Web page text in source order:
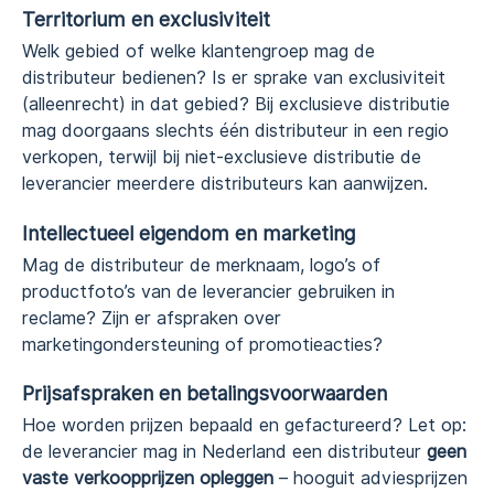
Territorium en exclusiviteit
Welk gebied of welke klantengroep mag de
distributeur bedienen? Is er sprake van exclusiviteit
(alleenrecht) in dat gebied? Bij exclusieve distributie
mag doorgaans slechts één distributeur in een regio
verkopen, terwijl bij niet-exclusieve distributie de
leverancier meerdere distributeurs kan aanwijzen.
Intellectueel eigendom en marketing
Mag de distributeur de merknaam, logo’s of
productfoto’s van de leverancier gebruiken in
reclame? Zijn er afspraken over
marketingondersteuning of promotieacties?
Prijsafspraken en betalingsvoorwaarden
Hoe worden prijzen bepaald en gefactureerd? Let op:
de leverancier mag in Nederland een distributeur geen
vaste verkoopprijzen opleggen – hooguit adviesprijzen